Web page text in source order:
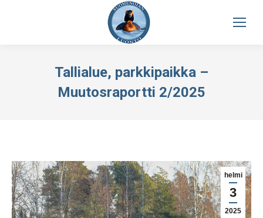
Tallialue, parkkipaikka –
Muutosraportti 2/2025
helmi
3
2025